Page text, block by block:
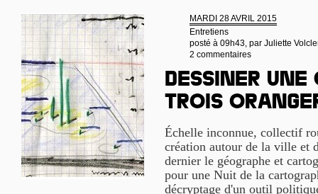
MARDI 28 AVRIL 2015
Entretiens
posté à 09h43, par Juliette
2 commentaires
Dessiner
trois
Échelle inconnue, collectif
création autour de la ville et
dernier le géographe et
pour une Nuit de la
décryptage d'un outil